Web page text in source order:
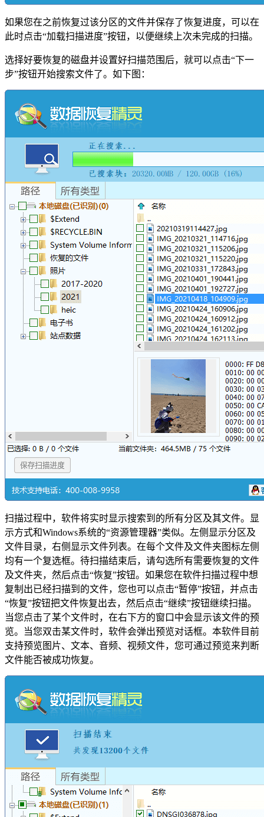
如果您在之前恢复过该分区的文件并保存了恢复进度，可以在
此时点击“加载扫描进度”按钮，以便继续上次未完成的扫描。
选择好要恢复的磁盘并设置好扫描范围后，就可以点击“下一
步”按钮开始搜索文件了。如下图：
扫描过程中，软件将实时显示搜索到的所有分区及其文件。显
示方式和Windows系统的“资源管理器”类似。左侧显示分区及
文件目录，右侧显示文件列表。在每个文件及文件夹图标左侧
均有一个复选框。待扫描结束后，请勾选所有需要恢复的文件
及文件夹，然后点击“恢复”按钮。如果您在软件扫描过程中想
复制出已经扫描到的文件，您也可以点击“暂停”按钮，并点击
“恢复”按钮把文件恢复出去，然后点击“继续”按钮继续扫描。
当您点击了某个文件时，在右下方的窗口中会显示该文件的预
览。当您双击某文件时，软件会弹出预览对话框。本软件目前
支持预览图片、文本、音频、视频文件，您可通过预览来判断
文件能否被成功恢复。